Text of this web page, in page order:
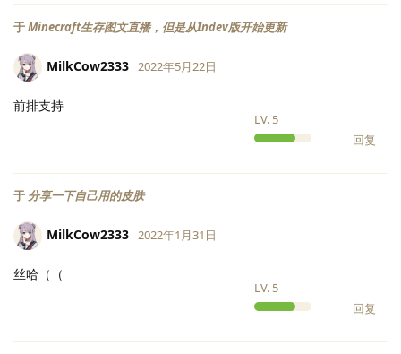
于Minecraft生存图文直播，但是从Indev版开始更新
MilkCow2333
LV. 5
2022年5月22日
前排支持
回复
于 分享一下自己用的皮肤
MilkCow2333
LV. 5
2022年1月31日
丝哈（（
回复